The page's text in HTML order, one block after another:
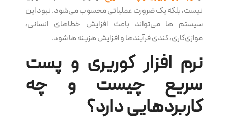
نیست، بلکه یک ضرورت عملیاتی محسوب می‌شود. نبود این
سیستم ها می‌تواند باعث افزایش خطاهای انسانی،
موازی‌کاری، کندی فرآیندها و افزایش هزینه ها شود.
نرم‌ افزار کوریری و پست
سریع چیست و چه
کاربردهایی دارد؟